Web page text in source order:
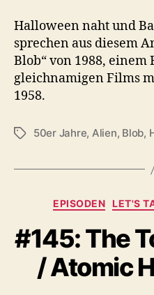
Halloween naht und
sprechen aus diesem
Blob“ von 1988, einem
gleichnamigen Films
1958.
Schlagwörter
50er Jahre, Alien, Blob,
EPISODEN LET'S
#145: The
/ Atomic